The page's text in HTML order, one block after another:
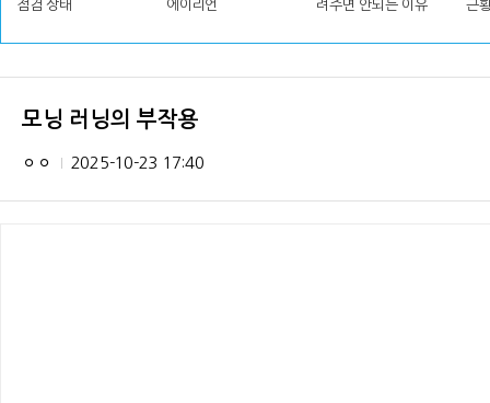
점검 상태
에이리언
려주면 안되는 이유
근
모닝 러닝의 부작용
ㅇㅇ 2025-10-23 17:40